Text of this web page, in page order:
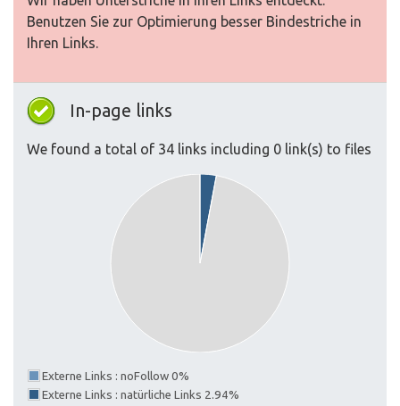
Benutzen Sie zur Optimierung besser Bindestriche in
Ihren Links.
In-page links
We found a total of 34 links including 0 link(s) to files
Externe Links : noFollow 0%
Externe Links : natürliche Links 2.94%